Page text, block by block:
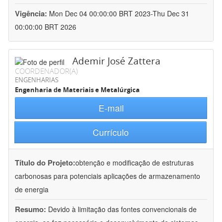
Vigência: Mon Dec 04 00:00:00 BRT 2023-Thu Dec 31
00:00:00 BRT 2026
Ademir José Zattera
COORDENADOR(A)
ENGENHARIAS
Engenharia de Materiais e Metalúrgica
E-mail
Currículo
Título do Projeto:obtenção e modificação de estruturas
carbonosas para potenciais aplicações de armazenamento
de energia
Resumo: Devido à limitação das fontes convencionais de